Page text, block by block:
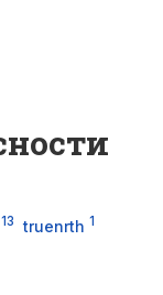
13 truenrth 1